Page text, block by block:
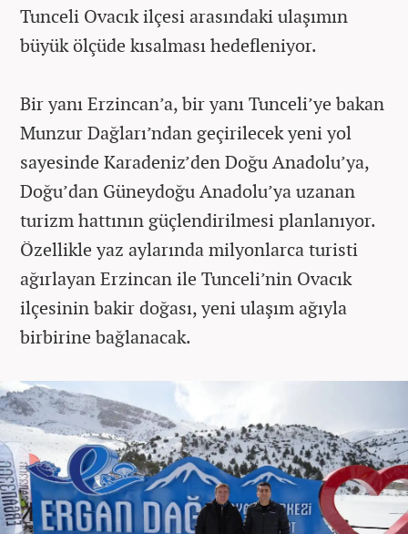
Tunceli Ovacık ilçesi arasındaki ulaşımın
büyük ölçüde kısalması hedefleniyor.
Bir yanı Erzincan’a, bir yanı Tunceli’ye bakan
Munzur Dağları’ndan geçirilecek yeni yol
sayesinde Karadeniz’den Doğu Anadolu’ya,
Doğu’dan Güneydoğu Anadolu’ya uzanan
turizm hattının güçlendirilmesi planlanıyor.
Özellikle yaz aylarında milyonlarca turisti
ağırlayan Erzincan ile Tunceli’nin Ovacık
ilçesinin bakir doğası, yeni ulaşım ağıyla
birbirine bağlanacak.